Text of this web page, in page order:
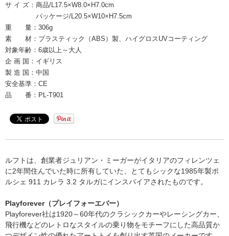
サ イ ズ： 商品/L17.5×W8.0×H7.0cm
パッケージ/L20.5×W10×H7.5cm
重 量： 306g
素 材： プラスティック（ABS）製、ハイグロスUVコーティング
対象年齢： 6歳以上～大人
企 画 国： イギリス
製 造 国： 中国
安全基準： CE
品 番： PL-T901
ルフトは、創業者ジュリアン・ミーガーがイタリアのフィレンツェ
に2年間住んでいた時に所有していた、とてもシックな1985年製ポ
ルシェ 911 カレラ 3.2 タルガにインスパイアされたものです。
Playforever（プレイフォーエバー）
Playforever社は1920～60年代のクラシックカーやレーシングカー、
飛行機などのレトロなスタイルの乗り物をモチーフにした高品質か